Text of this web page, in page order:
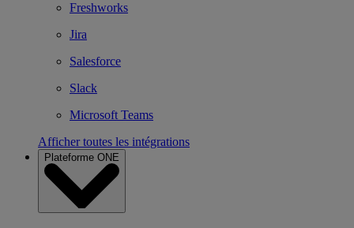
Freshworks
Jira
Salesforce
Slack
Microsoft Teams
Afficher toutes les intégrations
Plateforme ONE